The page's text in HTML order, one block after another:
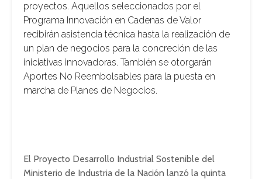
proyectos. Aquellos seleccionados por el
Programa Innovación en Cadenas de Valor
recibirán asistencia técnica hasta la realización de
un plan de negocios para la concreción de las
iniciativas innovadoras. También se otorgarán
Aportes No Reembolsables para la puesta en
marcha de Planes de Negocios.
El Proyecto Desarrollo Industrial Sostenible del
Ministerio de Industria de la Nación lanzó la quinta